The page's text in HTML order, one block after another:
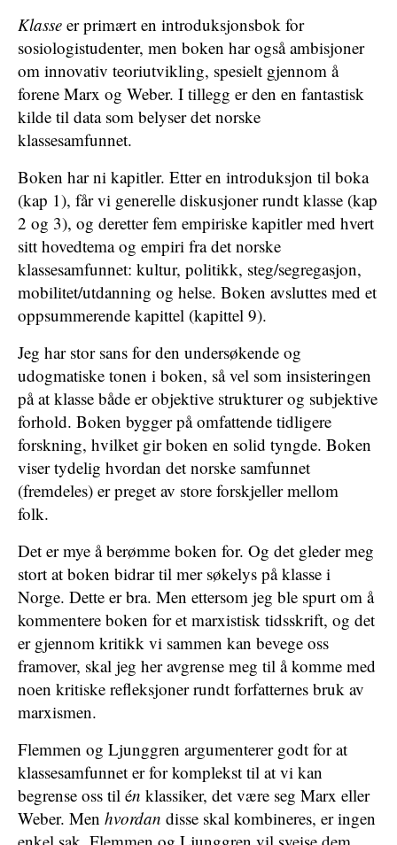
Klasse er primært en introduksjonsbok for
sosiologistudenter, men boken har også ambisjoner
om innovativ teoriutvikling, spesielt gjennom å
forene Marx og Weber. I tillegg er den en fantastisk
kilde til data som belyser det norske
klassesamfunnet.
Boken har ni kapitler. Etter en introduksjon til boka
(kap 1), får vi generelle diskusjoner rundt klasse (kap
2 og 3), og deretter fem empiriske kapitler med hvert
sitt hovedtema og empiri fra det norske
klassesamfunnet: kultur, politikk, steg/segregasjon,
mobilitet/utdanning og helse. Boken avsluttes med et
oppsummerende kapittel (kapittel 9).
Jeg har stor sans for den undersøkende og
udogmatiske tonen i boken, så vel som insisteringen
på at klasse både er objektive strukturer og subjektive
forhold. Boken bygger på omfattende tidligere
forskning, hvilket gir boken en solid tyngde. Boken
viser tydelig hvordan det norske samfunnet
(fremdeles) er preget av store forskjeller mellom
folk.
Det er mye å berømme boken for. Og det gleder meg
stort at boken bidrar til mer søkelys på klasse i
Norge. Dette er bra. Men ettersom jeg ble spurt om å
kommentere boken for et marxistisk tidsskrift, og det
er gjennom kritikk vi sammen kan bevege oss
framover, skal jeg her avgrense meg til å komme med
noen kritiske refleksjoner rundt forfatternes bruk av
marxismen.
Flemmen og Ljunggren argumenterer godt for at
klassesamfunnet er for komplekst til at vi kan
begrense oss til én klassiker, det være seg Marx eller
Weber. Men hvordan disse skal kombineres, er ingen